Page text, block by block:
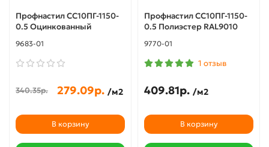
Профнастил СС10ПГ-1150-
0.5 Оцинкованный
9683-01
340.35р. 279.09р. /м2
В корзину
Профнастил СС10ПГ-1150-
0.5 Полиэстер RAL9010
9770-01
1 отзыв
409.81р. /м2
В корзину